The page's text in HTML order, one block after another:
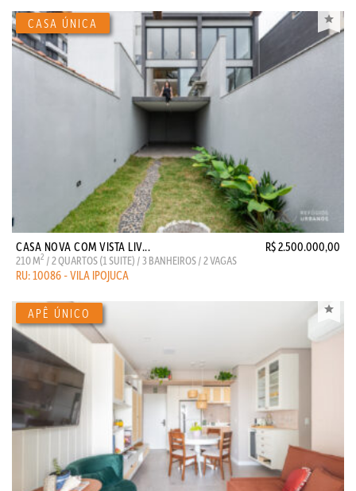
CASA NOVA COM VISTA LIV... R$ 2.500.000,00
210 M2 / 2 QUARTOS (1 SUITE) / 3 BANHEIROS / 2 VAGAS
RU: 10086 - VILA IPOJUCA